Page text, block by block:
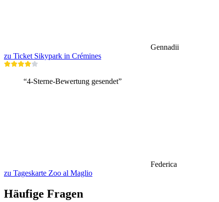
Gennadii
zu Ticket Sikypark in Crémines
“4-Sterne-Bewertung gesendet”
Federica
zu Tageskarte Zoo al Maglio
Häufige Fragen